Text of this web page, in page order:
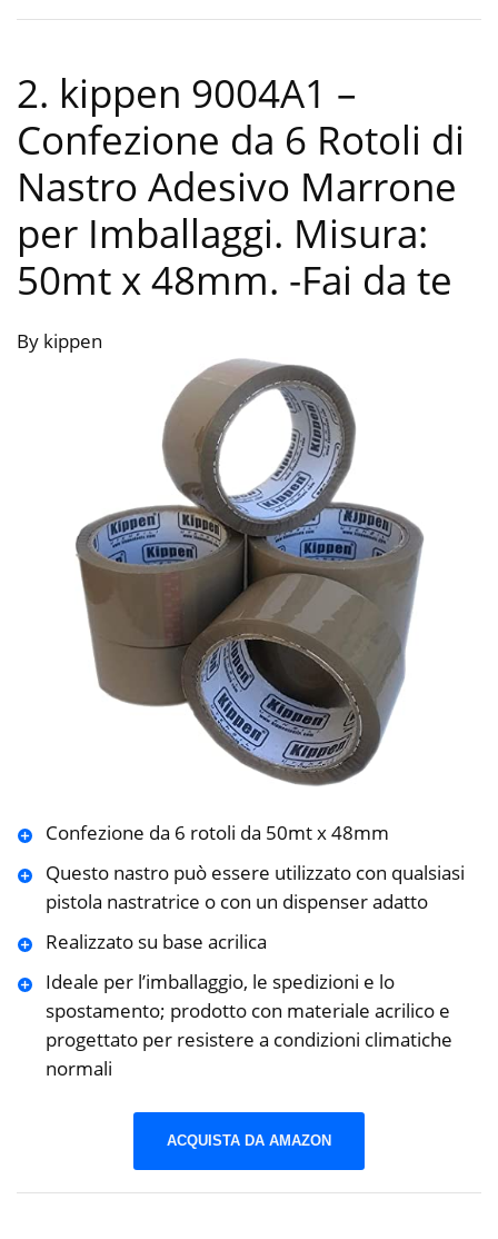
2. kippen 9004A1 –
Confezione da 6 Rotoli di
Nastro Adesivo Marrone
per Imballaggi. Misura:
50mt x 48mm. -Fai da te
By kippen
Confezione da 6 rotoli da 50mt x 48mm
Questo nastro può essere utilizzato con qualsiasi
pistola nastratrice o con un dispenser adatto
Realizzato su base acrilica
Ideale per l’imballaggio, le spedizioni e lo
spostamento; prodotto con materiale acrilico e
progettato per resistere a condizioni climatiche
normali
ACQUISTA DA AMAZON